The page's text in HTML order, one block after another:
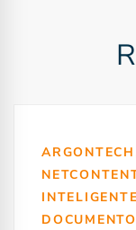
ARGONTECH
INTELIGENTE